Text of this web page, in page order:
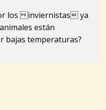
los inviernistas ya
están
bajas temperaturas?